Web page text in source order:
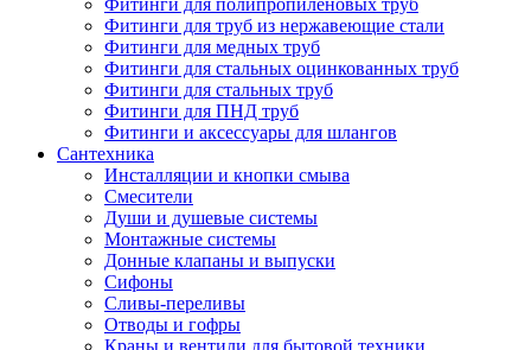
Фитинги для труб из нержавеющие стали
Фитинги для медных труб
Фитинги для стальных оцинкованных труб
Фитинги для стальных труб
Фитинги для ПНД труб
Фитинги и аксессуары для шлангов
Сантехника
Инсталляции и кнопки смыва
Смесители
Души и душевые системы
Монтажные системы
Донные клапаны и выпуски
Сифоны
Сливы-переливы
Отводы и гофры
Краны и вентили для бытовой техники